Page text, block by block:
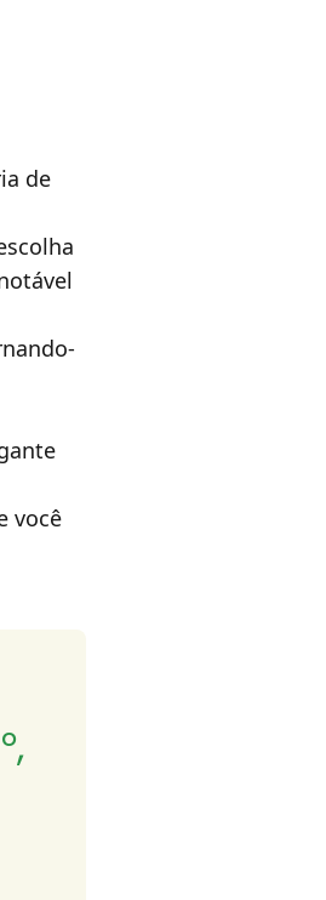
de
você